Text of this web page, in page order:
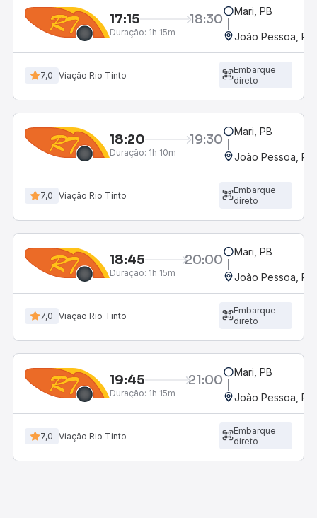
17:15 18:30
Duração: 1h 15m
Mari, PB
João Pessoa,
7,0 Viação Rio Tinto
Embarque
direto
18:20 19:30
Duração: 1h 10m
Mari, PB
João Pessoa,
7,0 Viação Rio Tinto
Embarque
direto
18:45 20:00
Duração: 1h 15m
Mari, PB
João Pessoa,
7,0 Viação Rio Tinto
Embarque
direto
19:45 21:00
Duração: 1h 15m
Mari, PB
João Pessoa,
7,0 Viação Rio Tinto
Embarque
direto